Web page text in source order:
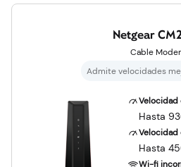
Netgear
Cable
Admite velocidades
Velocidad
Hasta
Velocidad
Hasta
Wi-fi